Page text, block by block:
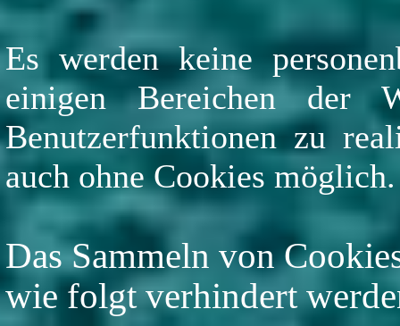
Es werden keine
einigen Bereichen der
Benutzerfunktionen zu
auch ohne Cookies möglich.
Das Sammeln von
wie folgt verhindert